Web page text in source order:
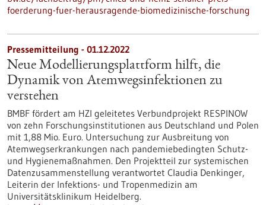
foerderung-fuer-herausragende-biomedizinische-forschung
Pressemitteilung - 01.12.2022
Neue Modellierungsplattform hilft, die
Dynamik von Atemwegsinfektionen zu
verstehen
BMBF fördert am HZI geleitetes Verbundprojekt RESPINOW
von zehn Forschungsinstitutionen aus Deutschland und Polen
mit 1,88 Mio. Euro. Untersuchung zur Ausbreitung von
Atemwegserkrankungen nach pandemiebedingten Schutz-
und Hygienemaßnahmen. Den Projektteil zur systemischen
Datenzusammenstellung verantwortet Claudia Denkinger,
Leiterin der Infektions- und Tropenmedizin am
Universitätsklinikum Heidelberg.